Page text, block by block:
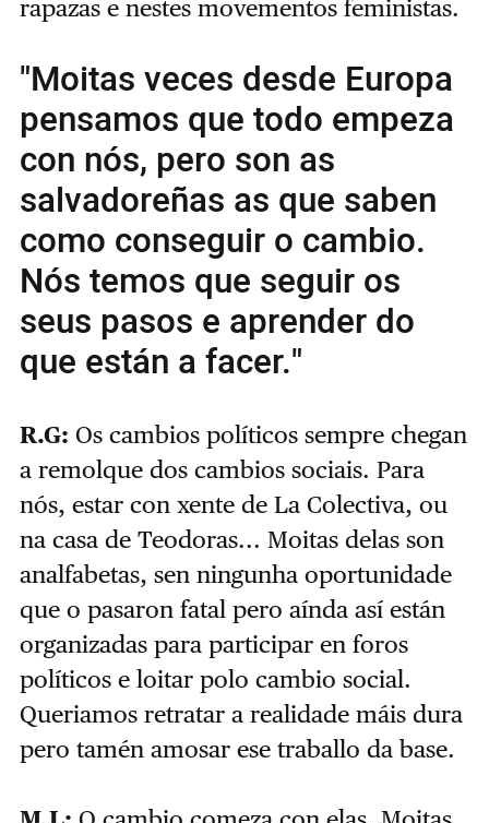
rapazas e nestes movementos feministas.
"Moitas veces desde Europa
pensamos que todo empeza
con nós, pero son as
salvadoreñas as que saben
como conseguir o cambio.
Nós temos que seguir os
seus pasos e aprender do
que están a facer."
R.G: Os cambios políticos sempre chegan
a remolque dos cambios sociais. Para
nós, estar con xente de La Colectiva, ou
na casa de Teodoras... Moitas delas son
analfabetas, sen ningunha oportunidade
que o pasaron fatal pero aínda así están
organizadas para participar en foros
políticos e loitar polo cambio social.
Queriamos retratar a realidade máis dura
pero tamén amosar ese traballo da base.